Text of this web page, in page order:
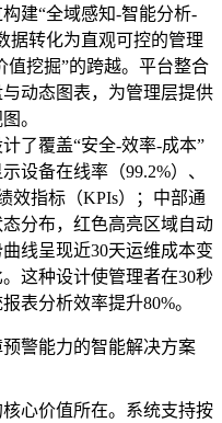
建“全域感知-智能分析-
据转化为直观可控的管理
值挖掘”的跨越。平台整合
动态图表，为管理层提供
。
了覆盖“安全-效率-成本”
设备在线率（99.2%）、
效指标（KPIs）；中部通
分布，红色高亮区域自动
线呈现近30天运维成本变
这种设计使管理者在30秒
表分析效率提升80%。
心价值所在。系统支持按